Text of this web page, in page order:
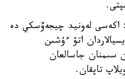
اكەسى لەونيد چيجەۆسكي دە
اتۋ ءۇشىن
سىمنان جاسالعان
تاپقان.